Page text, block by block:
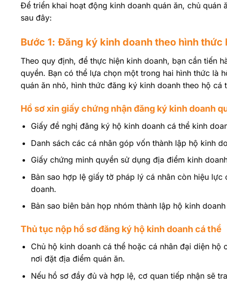
Để triển khai hoạt động kinh doanh quán ăn, chủ quán
sau đây:
Bước 1: Đăng ký kinh doanh theo hình
Theo quy định, để thực hiện kinh doanh, bạn cần tiến
quyền. Bạn có thể lựa chọn một trong hai hình thức là
quán ăn nhỏ, hình thức đăng ký kinh doanh theo hộ
Hồ sơ xin giấy chứng nhận đăng ký kinh doanh
Giấy đề nghị đăng ký hộ kinh doanh cá thể kinh
Danh sách các cá nhân góp vốn thành lập hộ kinh
Giấy chứng minh quyền sử dụng địa điểm kinh
Bản sao hợp lệ giấy tờ pháp lý cá nhân còn hiệu
doanh.
Bản sao biên bản họp nhóm thành lập hộ kinh
Thủ tục nộp hồ sơ đăng ký hộ kinh doanh cá thể
Chủ hộ kinh doanh cá thể hoặc cá nhân đại diện
nơi đặt địa điểm quán ăn.
Nếu hồ sơ đầy đủ và hợp lệ, cơ quan tiếp nhận sẽ